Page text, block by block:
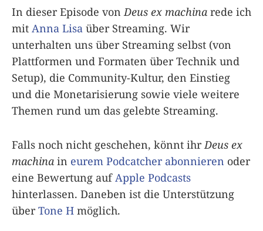
In dieser Episode von Deus ex machina rede ich
mit Anna Lisa über Streaming. Wir
unterhalten uns über Streaming selbst (von
Plattformen und Formaten über Technik und
Setup), die Community-Kultur, den Einstieg
und die Monetarisierung sowie viele weitere
Themen rund um das gelebte Streaming.
Falls noch nicht geschehen, könnt ihr Deus ex
machina in eurem Podcatcher abonnieren oder
eine Bewertung auf Apple Podcasts
hinterlassen. Daneben ist die Unterstützung
überTone H möglich.